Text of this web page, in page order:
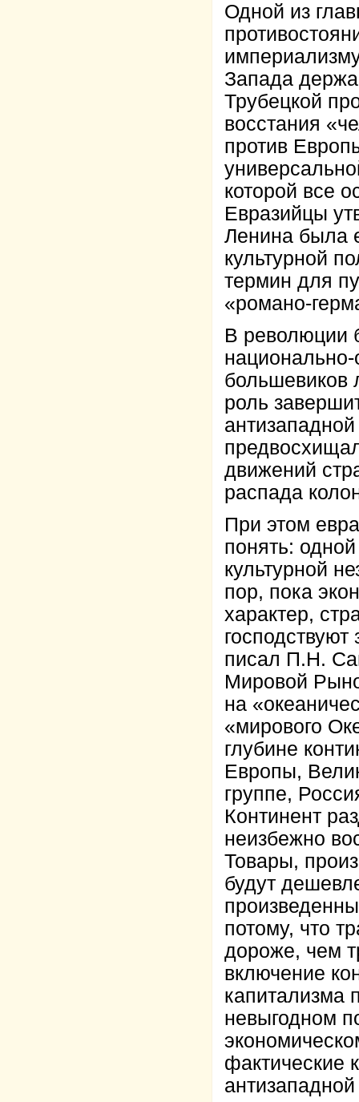
Одной из
Запада
Трубецкой
восстания
против
которой все
Евразийцы
Ленина была
культурной
термин для
«романо-
В революции
большевиков
роль
движений
распада
При этом
понять:
культурной
пор, пока
характер,
писал П.Н.
Мировой
на
«мирового
глубине
Европы,
группе,
Континент
неизбежно
Товары,
будут
потому, что
дороже, чем
включение
капитализма
невыгодном
фактические